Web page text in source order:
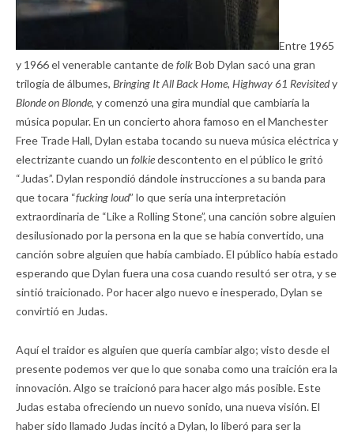
Entre 1965
y 1966 el venerable cantante defolkBob Dylan sacó una gran
trilogía de álbumes, Bringing It All Back Home, Highway 61 Revisitedy
Blonde on Blonde, y comenzó una gira mundial que cambiaría la
música popular. En un concierto ahora famoso en el Manchester
Free Trade Hall, Dylan estaba tocando su nueva música eléctrica y
electrizante cuando un folkiedescontento en el público le gritó
“Judas”. Dylan respondió dándole instrucciones a su banda para
que tocara “fucking loud” lo que sería una interpretación
extraordinaria de “Like a Rolling Stone”, una canción sobre alguien
desilusionado por la persona en la que se había convertido, una
canción sobre alguien que había cambiado. El público había estado
esperando que Dylan fuera una cosa cuando resultó ser otra, y se
sintió traicionado. Por hacer algo nuevo e inesperado, Dylan se
convirtió en Judas.
Aquí el traidor es alguien que quería cambiar algo; visto desde el
presente podemos ver que lo que sonaba como una traición era la
innovación. Algo se traicionó para hacer algo más posible. Este
Judas estaba ofreciendo un nuevo sonido, una nueva visión. El
haber sido llamado Judas incitó a Dylan, lo liberó para ser la